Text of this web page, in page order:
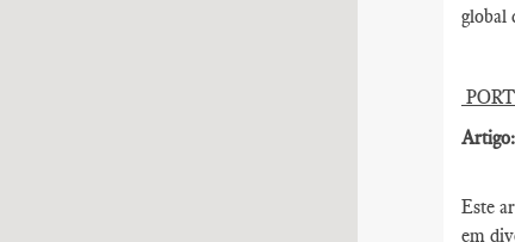
global
Este
em